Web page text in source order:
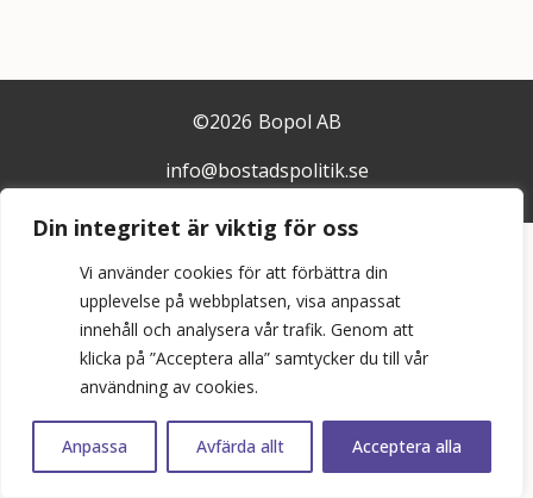
Din integritet är viktig för oss
Vi använder cookies för att förbättra din
upplevelse på webbplatsen, visa anpassat
innehåll och analysera vår trafik. Genom att
klicka på ”Acceptera alla” samtycker du till vår
användning av cookies.
Anpassa Avfärda allt Acceptera alla
©2026 Bopol AB
info@bostadspolitik.se